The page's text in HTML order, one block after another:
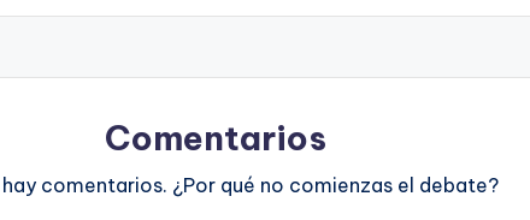
Comentarios
hay comentarios. ¿Por qué no comienzas el debate?